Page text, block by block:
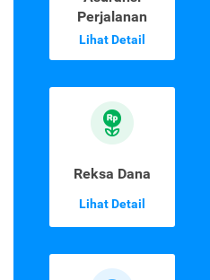
Perjalanan
Lihat Detail
Reksa Dana
Lihat Detail